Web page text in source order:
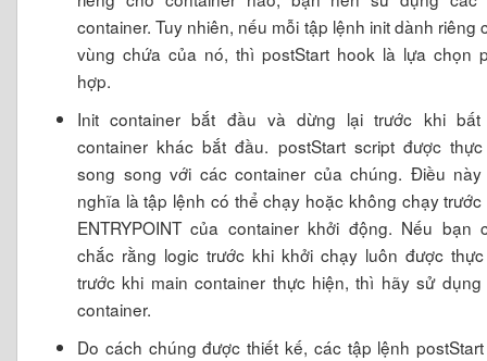
container. Tuy nhiên, nếu mỗi tập lệnh init dành riêng
vùng chứa của nó, thì postStart hook là lựa chọn
hợp.
Init container bắt đầu và dừng lại trước khi
container khác bắt đầu. postStart script được
song song với các container của chúng. Điều
nghĩa là tập lệnh có thể chạy hoặc không chạy trước
ENTRYPOINT của container khởi động. Nếu bạn
chắc rằng logic trước khi khởi chạy luôn được
trước khi main container thực hiện, thì hãy sử dụng
container.
Do cách chúng được thiết kế, các tập lệnh